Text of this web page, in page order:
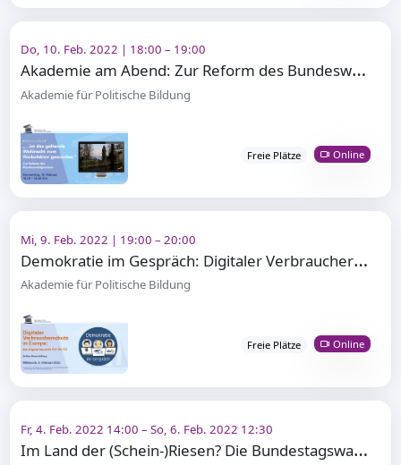
Do, 10. Feb. 2022 | 18:00 – 19:00
A
kademie am Abend: Zur Reform des Bundeswahlgesetzes
Akademie für Politische Bildung
Freie Plätze Online
Mi, 9. Feb. 2022 | 19:00 – 20:00
D
emokratie im Gespräch: Digitaler Verbraucherschutz in Europa
Akademie für Politische Bildung
Freie Plätze Online
Fr, 4. Feb. 2022 14:00 – So, 6. Feb. 2022 12:30
I
m Land der (Schein-)Riesen? Die Bundestagswahl 2021 in der Analyse